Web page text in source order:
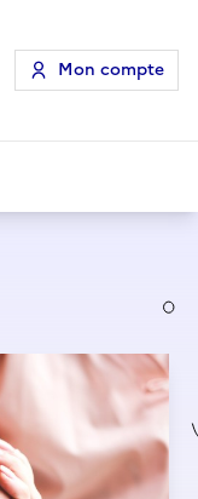
Mon compte